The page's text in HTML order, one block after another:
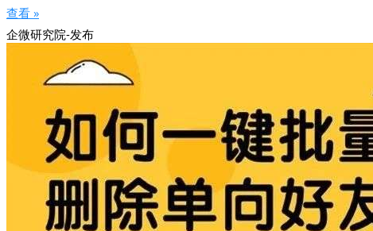
查看 »
企微研究院-发布